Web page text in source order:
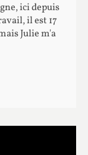
ici depuis
il est 17
Julie m'a